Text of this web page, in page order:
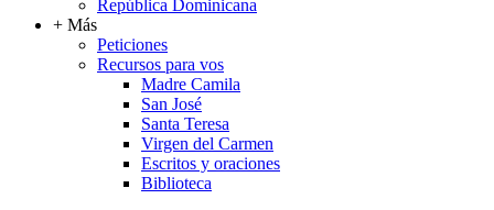
República Dominicana
+ Más
Peticiones
Recursos para vos
Madre Camila
San José
Santa Teresa
Virgen del Carmen
Escritos y oraciones
Biblioteca